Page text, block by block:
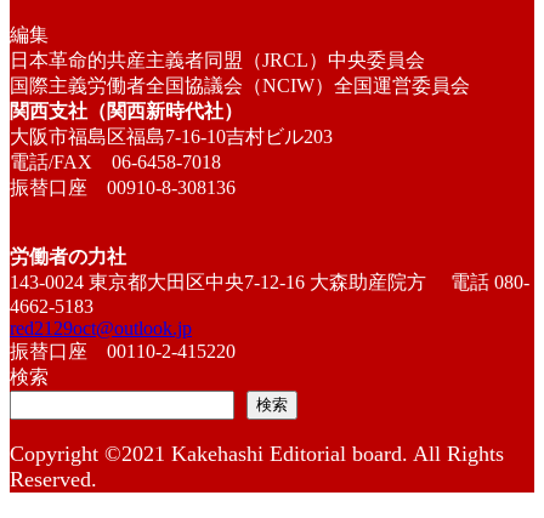
編集
日本革命的共産主義者同盟（JRCL）中央委員会
国際主義労働者全国協議会（NCIW）全国運営委員会
関西支社（関西新時代社）
大阪市福島区福島7-16-10吉村ビル203
電話/FAX 06-6458-7018
振替口座 00910-8-308136
労働者の力社
143-0024 東京都大田区中央7-12-16 大森助産院方 電話 080-
4662-5183
red2129oct@outlook.jp
振替口座 00110-2-415220
検索
検索
Copyright ©2021 Kakehashi Editorial board. All Rights
Reserved.